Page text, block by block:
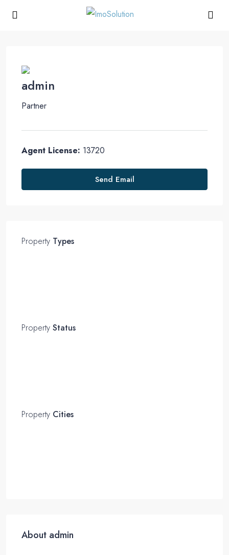
admin
Partner
Agent License: 13720
Send Email
Property Types
Property Status
Property Cities
About admin